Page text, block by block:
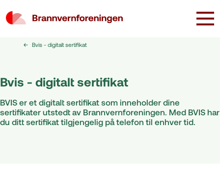
Bvis - digitalt sertifikat
Bvis - digitalt sertifikat
BVIS er et digitalt sertifikat som inneholder dine
sertifikater utstedt av Brannvernforeningen. Med BVIS har
du ditt sertifikat tilgjengelig på telefon til enhver tid.